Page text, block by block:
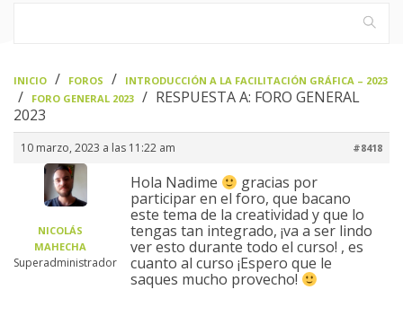
INICIO FOROS INTRODUCCIÓN A LA FACILITACIÓN GRÁFICA – 2023
FORO GENERAL 2023
RESPUESTA A: FORO GENERAL
2023
10 marzo, 2023 a las 11:22 am #8418
NICOLÁS
MAHECHA
Superadministrador
Hola Nadime
gracias por
participar en el foro, que bacano
este tema de la creatividad y que lo
tengas tan integrado, ¡va a ser lindo
ver esto durante todo el curso! , es
cuanto al curso ¡Espero que le
saques mucho provecho!